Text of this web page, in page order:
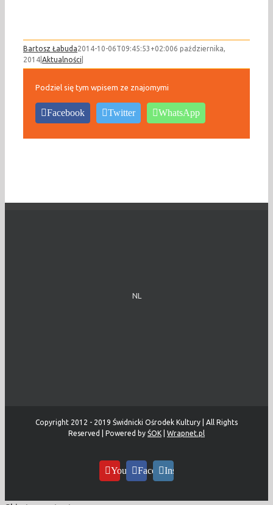
Bartosz Łabuda2014-10-06T09:45:53+02:006 października,
2014 Aktualności
Podziel się tym wpisem ze znajomymi
Facebook Twitter WhatsApp
NL
Copyright 2012 - 2019 Świdnicki Ośrodek Kultury | All Rights
Reserved | Powered by ŚOK Wrapnet.pl
YouTubeFacebookInstagram